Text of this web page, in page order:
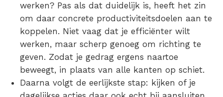
werken? Pas als dat duidelijk is, heeft het zin
om daar concrete productiviteitsdoelen aan te
koppelen. Niet vaag dat je efficiënter wilt
werken, maar scherp genoeg om richting te
geven. Zodat je gedrag ergens naartoe
beweegt, in plaats van alle kanten op schiet.
Daarna volgt de eerlijkste stap: kijken of je